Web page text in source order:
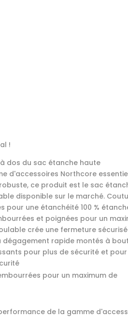
!
dos du sac étanche haute
d'accessoires Northcore
ce produit est le sac
disponible sur le marché.
pour une étanchéité 100 %
et poignées pour un
crée une fermeture
dégagement rapide montés à
pour plus de sécurité et pour
pour un maximum de
de la gamme